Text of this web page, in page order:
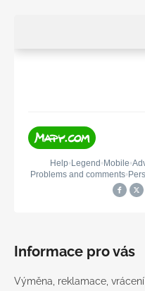
Informace pro vás
Výměna, reklamace, vrácení